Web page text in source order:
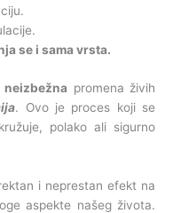
se i sama vrsta.
neizbežna promena živih
. Ovo je proces koji se
polako ali sigurno
i neprestan efekt na
aspekte našeg života.